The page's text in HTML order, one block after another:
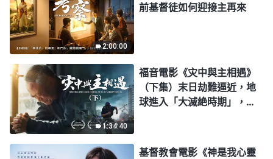
2:00:00
前基督徒如何迎接主再來
1:34:40
福音電影《灾中與主相遇》
（下集）末日劫難逼近，地
球進入「大滅絶時期」，人
基督教會電影《神是我心靈